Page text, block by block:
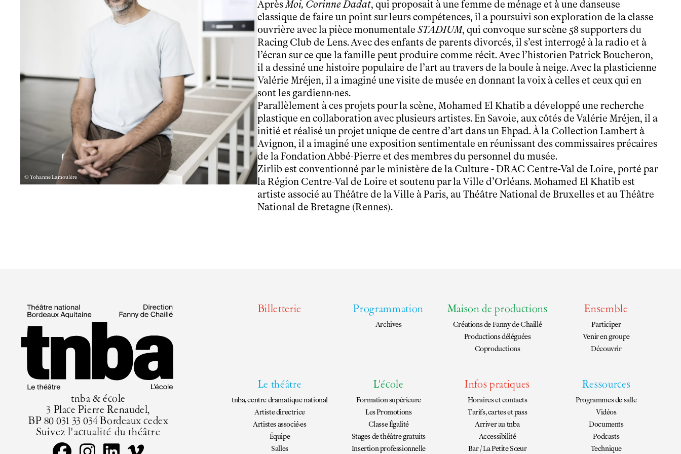
AprèsMoi, Corinne Dadat, qui proposait à une femme de ménage et à une danseuse
classique de faire un point sur leurs compétences, il a poursuivi son exploration de la classe
ouvrière avec la pièce monumentale STADIUM, qui convoque sur scène 58 supporters du
Racing Club de Lens. Avec des enfants de parents divorcés, il s’est interrogé à la radio et à
l’écran sur ce que la famille peut produire comme récit. Avec l’historien Patrick Boucheron,
il a dessiné une histoire populaire de l’art au travers de la boule à neige. Avec la plasticienne
Valérie Mréjen, il a imaginé une visite de musée en donnant la voix à celles et ceux qui en
sont les gardienn·nes.
Parallèlement à ces projets pour la scène, Mohamed El Khatib a développé une recherche
plastique en collaboration avec plusieurs artistes. En Savoie, aux côtés de Valérie Mréjen, il a
initié et réalisé un projet unique de centre d’art dans un Ehpad. À la Collection Lambert à
Avignon, il a imaginé une exposition sentimentale en réunissant des commissaires précaires
de la Fondation Abbé-Pierre et des membres du personnel du musée.
Zirlib est conventionné par le ministère de la Culture - DRAC Centre-Val de Loire, porté par
la Région Centre-Val de Loire et soutenu par la Ville d’Orléans. Mohamed El Khatib est
artiste associé au Théâtre de la Ville à Paris, au Théâtre National de Bruxelles et au Théâtre
National de Bretagne (Rennes).
© Yohanne Lamoulère
tnba & école
3 Place Pierre Renaudel,
BP 80 031 33 034 Bordeaux cedex
Suivez l'actualité du théâtre
Billetterie Programmation
Archives
Maison de productions
Créations deFanny de Chaillé
Productions déléguées
Coproductions
Ensemble
Participer
Venir en groupe
Découvrir
Le théâtre
tnba, centre dramatique national
Artiste directrice
Artistes associé·es
Équipe
Salles
L'école
Formation supérieure
Les Promotions
Classe Égalité
Stages de théâtre gratuits
Insertion professionnelle
Infos pratiques
Horaires et contacts
Tarifs, cartes et pass
Arriver au tnba
Accessibilité
Bar / La Petite Sœur
Ressources
Programmes de salle
Vidéos
Documents
Podcasts
Technique
tnba, centre dramatique national
Artiste directrice
Artistes associé·es
Équipe
Salles
Espace partagé
Librairie
L'école
Formation supérieure
Les Promotions
Classe Égalité
Stages de théâtre gratuits
Insertion professionnelle
Soutenir l'école
Partenaires
Infos pratiques
Horaires et contacts
Ressources
Programmes de salle
Actualités